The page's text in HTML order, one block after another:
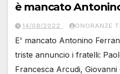
è mancato
14/08/2022 ONORANZE
E' mancato Antonino
triste annuncio i fratelli:
Francesca Arcudi, Giovanni